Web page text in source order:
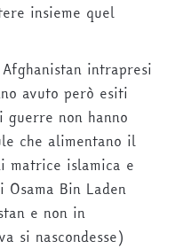
insieme quel
intrapresi
avuto però esiti
non hanno
che alimentano il
matrice islamica e
Bin Laden
e non in
si nascondesse)